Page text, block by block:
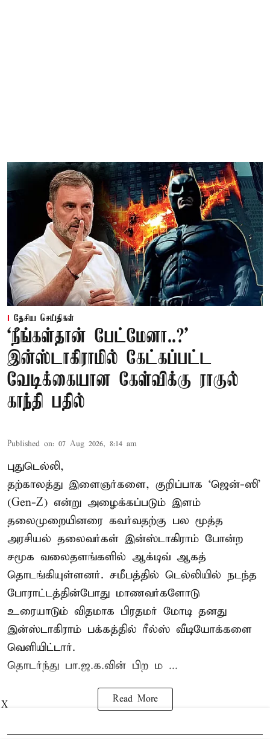
தேசிய செய்திகள்
‘நீங்கள்தான் பேட்மேனா..?’
இன்ஸ்டாகிராமில் கேட்கப்பட்ட
வேடிக்கையான கேள்விக்கு ராகுல்
காந்தி பதில்
Published on: 07 Aug 2026, 8:14 am
புதுடெல்லி,
தற்காலத்து இளைஞர்களை, குறிப்பாக ‘ஜென்-ஸி’
(Gen-Z) என்று அழைக்கப்படும் இளம்
தலைமுறையினரை கவர்வதற்கு பல மூத்த
அரசியல் தலைவர்கள் இன்ஸ்டாகிராம் போன்ற
சமூக வலைதளங்களில் ஆக்டிவ் ஆகத்
தொடங்கியுள்ளனர். சமீபத்தில் டெல்லியில் நடந்த
போராட்டத்தின்போது மாணவர்களோடு
உரையாடும் விதமாக பிரதமர் மோடி தனது
இன்ஸ்டாகிராம் பக்கத்தில் ரீல்ஸ் வீடியோக்களை
வெளியிட்டார்.
தொடர்ந்து பா.ஜ.க.வின் பிற ம ...
Read More
X